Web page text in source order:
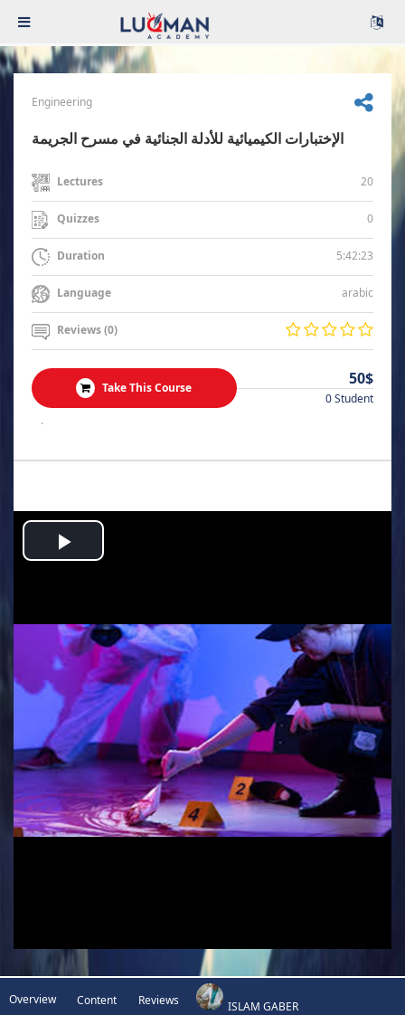
Engineering
الإختبارات الكيميائية للأدلة الجنائية في مسرح الجريمة
Lectures 20
Quizzes 0
Duration 5:42:23
Language arabic
Reviews (0)
Take This Course 50$
0 Student
.
Play
Overview Content Reviews ISLAM GABER